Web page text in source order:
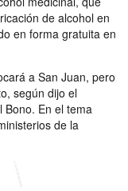
de alcohol en
en forma gratuita en
a San Juan, pero
según dijo el
Bono. En el tema
de la